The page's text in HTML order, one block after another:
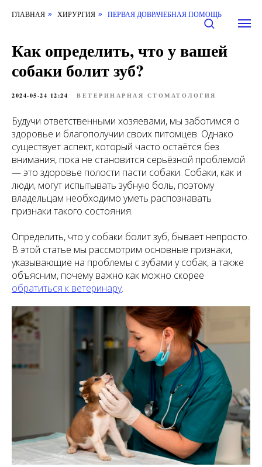
ГЛАВНАЯ » ХИРУРГИЯ » ПЕРВАЯ ДОВРАЧЕБНАЯ ПОМОЩЬ
Как определить, что у вашей
собаки болит зуб?
2024-05-24 12:24 ВЕТЕРИНАРНАЯ СТОМАТОЛОГИЯ
Будучи ответственными хозяевами, мы заботимся о
здоровье и благополучии своих питомцев. Однако
существует аспект, который часто остаётся без
внимания, пока не становится серьёзной проблемой
— это здоровье полости пасти собаки. Собаки, как и
люди, могут испытывать зубную боль, поэтому
владельцам необходимо уметь распознавать
признаки такого состояния.
Определить, что у собаки болит зуб, бывает непросто.
В этой статье мы рассмотрим основные признаки,
указывающие на проблемы с зубами у собак, а также
объясним, почему важно как можно скорее
обратиться к ветеринару.